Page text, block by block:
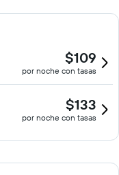
$109
por noche con tasas
$133
por noche con tasas